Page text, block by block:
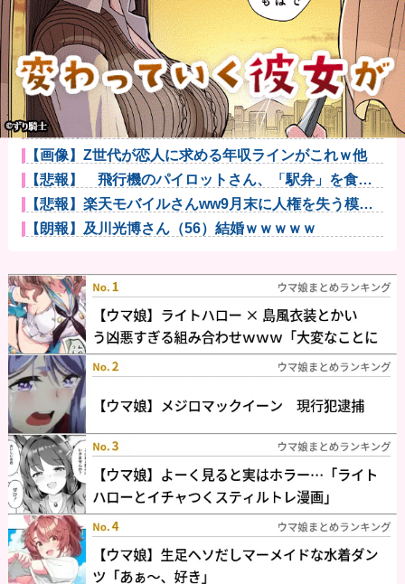
宇宙人はいる？いて座の方角から72秒間捉えた強い電
波、50年...
【悲報】クレヨンしんちゃんでエッッッしたいキャ
ラ、満場一致で...
「今日のお前らが言うな大賞？」とメディア関係者の
一般人への苦...
AHRA「DH導入が遅すぎる、たまにピッチャーが打っ
たからっ...
【画像】秋葉原で大量のメイド＆巫女たちが潮で水打
ちを実施ww...
【腹筋崩壊】見た瞬間吹いた画像を貼っていくスレｗ
ｗｗｗ他
【画像】Z世代が恋人に求める年収ラインがこれｗ他
【悲報】 飛行機のパイロットさん、「駅弁」を食べ
ていることが...
【悲報】楽天モバイルさんww9月末に人権を失う模様
wwwww
【朗報】及川光博さん（56）結婚ｗｗｗｗｗ